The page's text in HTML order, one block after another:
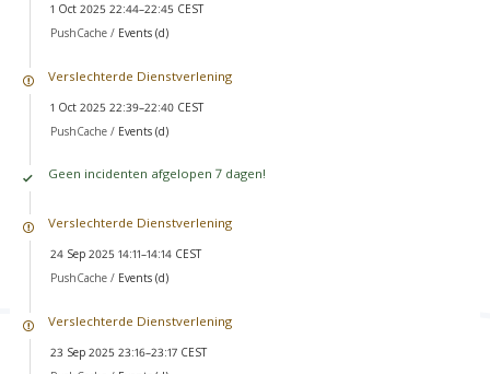
1 Oct 2025 22:44–22:45 CEST
PushCache / Events (d)
Verslechterde Dienstverlening
1 Oct 2025 22:39–22:40 CEST
PushCache / Events (d)
Geen incidenten afgelopen 7 dagen!
Verslechterde Dienstverlening
24 Sep 2025 14:11–14:14 CEST
PushCache / Events (d)
Verslechterde Dienstverlening
23 Sep 2025 23:16–23:17 CEST